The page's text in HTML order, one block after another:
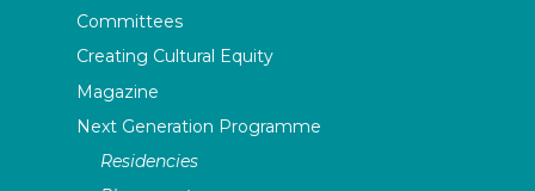
Committees
Creating Cultural Equity
Magazine
Next Generation Programme
Residencies